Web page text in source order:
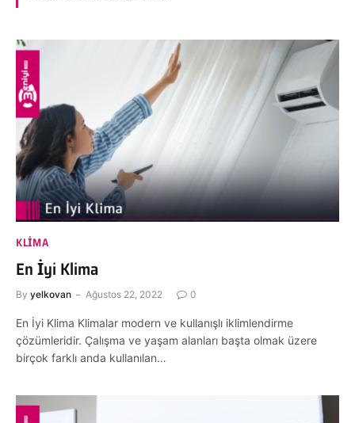
KLIMA
En İyi Klima
By yelkovan Ağustos 22, 2022 0
En İyi Klima Klimalar modern ve kullanışlı iklimlendirme
çözümleridir. Çalışma ve yaşam alanları başta olmak üzere
birçok farklı anda kullanılan…